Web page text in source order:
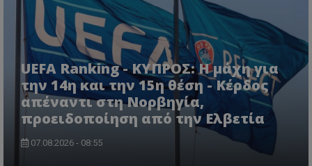
UEFA Ranking - ΚΥΠΡΟΣ: Η μάχη για
την 14η και την 15η θέση - Κέρδος
απέναντι στη Νορβηγία,
προειδοποίηση από την Ελβετία
07.08.2026 - 08:55